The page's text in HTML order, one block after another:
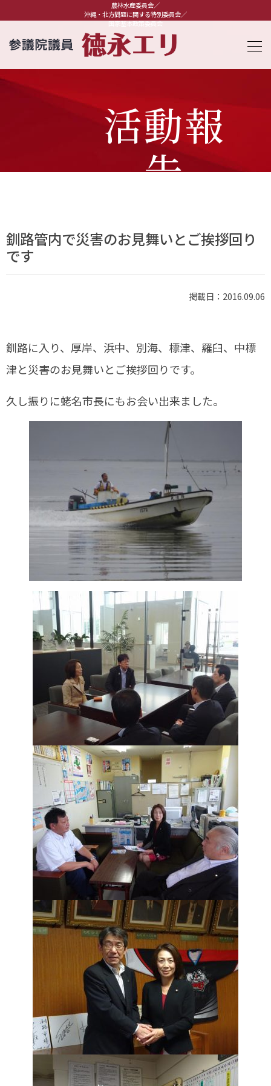
農林水産委員会／
沖縄・北方問題に関する特別委員会／
国家基本政策委員会
活動報
告
釧路管内で災害のお見舞いとご挨拶回り
です
掲載日：2016.09.06
釧路に入り、厚岸、浜中、別海、標津、羅臼、中標
津と災害のお見舞いとご挨拶回りです。
久し振りに蛯名市長にもお会い出来ました。